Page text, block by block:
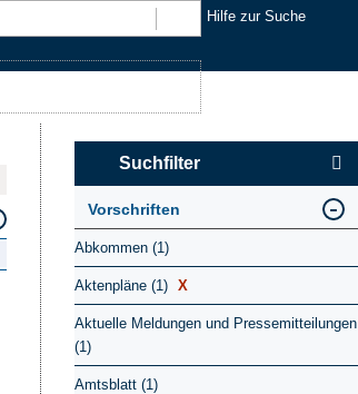
Hilfe zur Suche
Suchfilter
Vorschriften
Abkommen (1)
Aktenpläne (1) X
Aktuelle Meldungen und Pressemitteilungen
(1)
Amtsblatt (1)